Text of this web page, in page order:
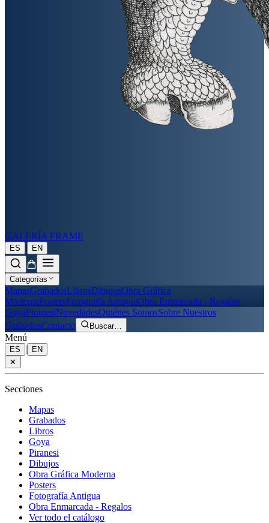
GALERÍA FRAME
ES | EN
Categorías
MapasGrabadosLibrosDibujosObra Gráfica
ModernaPostersFotografía AntiguaObra Enmarcada - Regalos
GoyaPiranesiNovedadesQuiénes SomosSobre Nuestros
GrabadosContacto Buscar…
Menú
ES |
EN
✕
Secciones
Mapas
Grabados
Libros
Goya
Piranesi
Dibujos
Obra Gráfica Moderna
Posters
Fotografía Antigua
Obra Enmarcada - Regalos
Ver todo el catálogo